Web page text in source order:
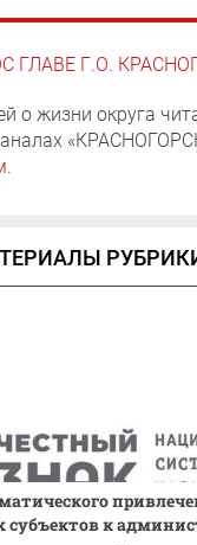
ГЛАВЕ Г.О.
о жизни округа
.
к